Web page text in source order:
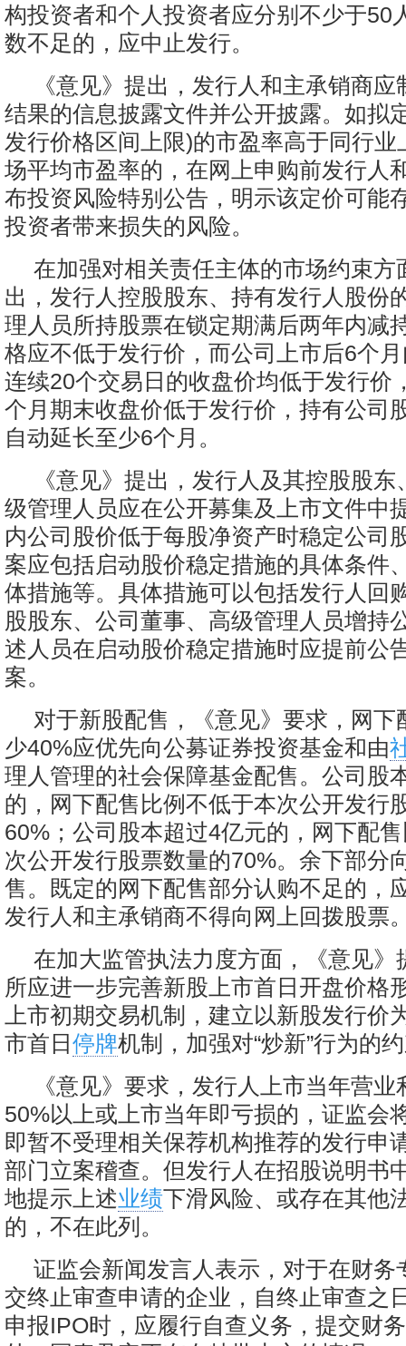
构投资者和个人投资者应分别不少于50
数不足的，应中止发行。
《意见》提出，发行人和主承销商
结果的信息披露文件并公开披露。如拟
发行价格区间上限)的市盈率高于同行业
场平均市盈率的，在网上申购前发行人
布投资风险特别公告，明示该定价可能
投资者带来损失的风险。
在加强对相关责任主体的市场约束方
出，发行人控股股东、持有发行人股份
理人员所持股票在锁定期满后两年内减
格应不低于发行价，而公司上市后6个
连续20个交易日的收盘价均低于发行价
个月期末收盘价低于发行价，持有公司
自动延长至少6个月。
《意见》提出，发行人及其控股股
级管理人员应在公开募集及上市文件中
内公司股价低于每股净资产时稳定公司
案应包括启动股价稳定措施的具体条件
体措施等。具体措施可以包括发行人回
股股东、公司董事、高级管理人员增持
述人员在启动股价稳定措施时应提前公
案。
对于新股配售，《意见》要求，网下
少40%应优先向公募证券投资基金和由
理人管理的社会保障基金配售。公司股
的，网下配售比例不低于本次公开发行
60%；公司股本超过4亿元的，网下配
次公开发行股票数量的70%。余下部分
售。既定的网下配售部分认购不足的，
发行人和主承销商不得向网上回拨股票
在加大监管执法力度方面，《意见》
所应进一步完善新股上市首日开盘价格
上市初期交易机制，建立以新股发行价
市首日 停牌机制，加强对“炒新”行为的
《意见》要求，发行人上市当年营
50%以上或上市当年即亏损的，证监会
即暂不受理相关保荐机构推荐的发行申
部门立案稽查。但发行人在招股说明书
地提示上述业绩下滑风险、或存在其他
的，不在此列。
证监会新闻发言人表示，对于在财务
交终止审查申请的企业，自终止审查之
申报IPO时，应履行自查义务，提交财